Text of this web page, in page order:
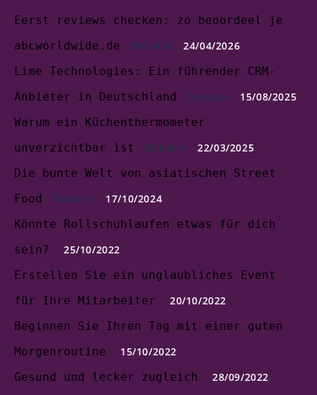
Eerst reviews checken: zo beoordeel je
abcworldwide.de
Debatte
24/04/2026
Lime Technologies: Ein führender CRM-
Anbieter in Deutschland
Debatte
15/08/2025
Warum ein Küchenthermometer
unverzichtbar ist
Debatte
22/03/2025
Die bunte Welt von asiatischen Street
Food
Debatte
17/10/2024
Könnte Rollschuhlaufen etwas für dich
sein?
25/10/2022
Erstellen Sie ein unglaubliches Event
für Ihre Mitarbeiter
20/10/2022
Beginnen Sie Ihren Tag mit einer guten
Morgenroutine
15/10/2022
Gesund und lecker zugleich
28/09/2022